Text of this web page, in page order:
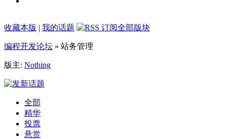
收藏本版 | 我的话题
编程开发论坛 » 站务管理
版主: Nothing
全部
精华
投票
悬赏